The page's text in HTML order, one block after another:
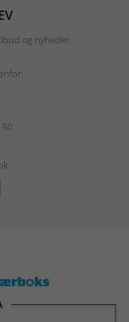
og nyheder.
50